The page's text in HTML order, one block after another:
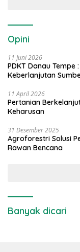
Opini
11 Juni 2026
PDKT Danau
Keberlanjutan
11 April 2026
Pertanian
Keharusan
31 Desember 2025
Agroforestri Solusi
Rawan Bencana
Banyak dicari